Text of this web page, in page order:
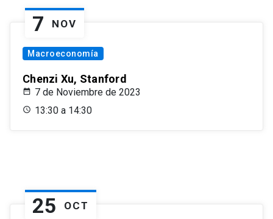
7 NOV
Macroeconomía
Chenzi Xu, Stanford
7 de Noviembre de 2023
13:30 a 14:30
25 OCT